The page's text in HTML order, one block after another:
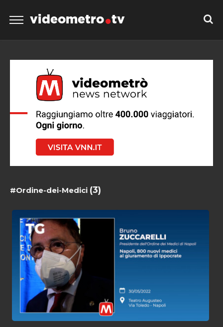
videometro tv
#Ordine-dei-Medici (3)